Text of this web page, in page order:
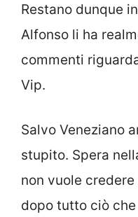
Restano dunque
Alfonso li ha
commenti
Vip.
Salvo Veneziano
stupito. Spera
non vuole credere
dopo tutto ciò